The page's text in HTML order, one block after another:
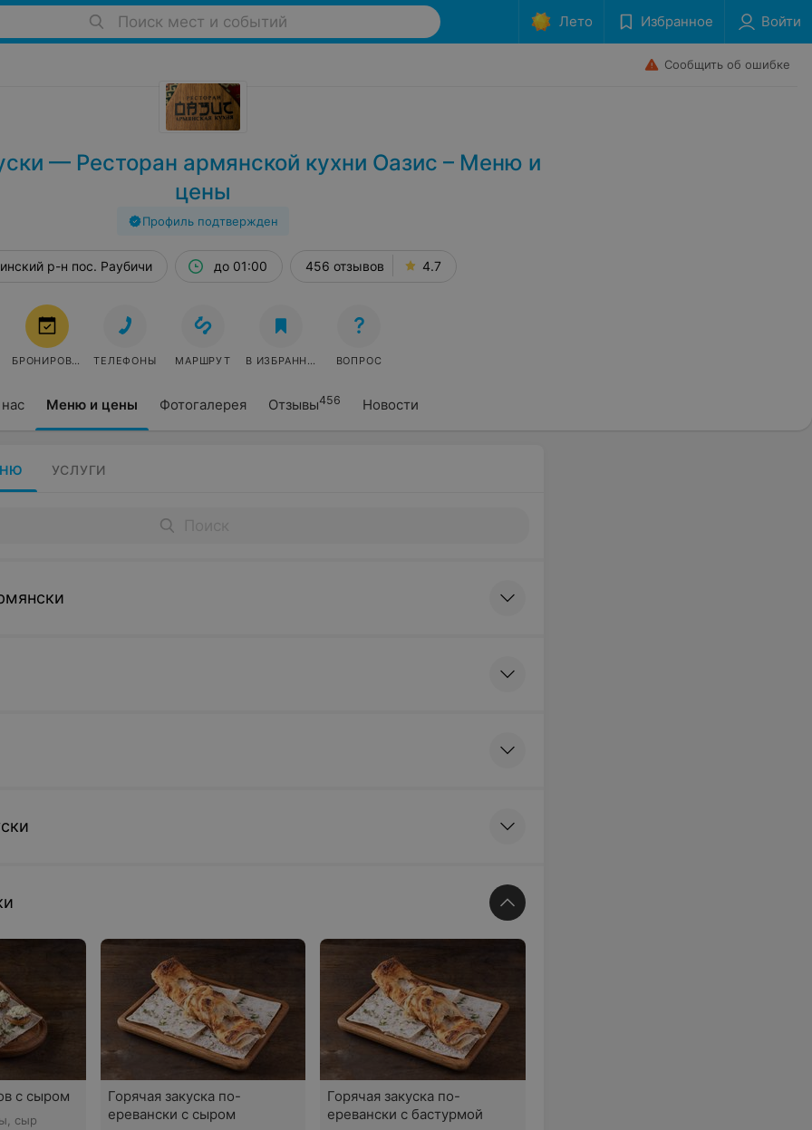
Поиск мест и событий Лето Избранное Войти
Сообщить об ошибке
— Ресторан армянской кухни Оазис – Меню и
цены
Профиль подтвержден
Меню и цены Фотогалерея Отзывы456 Новости
р-н пос. Раубичи до 01:00 456 отзывов 4.7
БРОНИРОВАТЬ ТЕЛЕФОНЫ МАРШРУТ В ИЗБРАННОЕ ВОПРОС
УСЛУГИ
с сыром
сыр
Горячая закуска по-
еревански с сыром
Горячая закуска по-
еревански с бастурмой